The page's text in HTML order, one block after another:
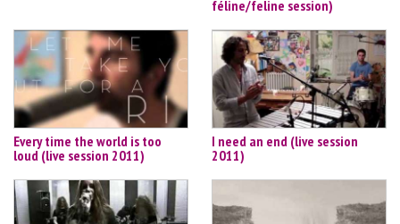
féline/feline session)
Every time the world is too
loud (live session 2011)
I need an end (live session
2011)